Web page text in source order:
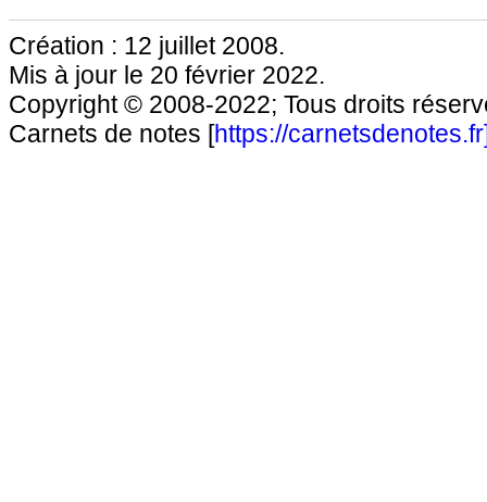
Création : 12 juillet 2008.
Mis à jour le 20 février 2022.
Copyright © 2008-2022; Tous droits
Carnets de notes [https://